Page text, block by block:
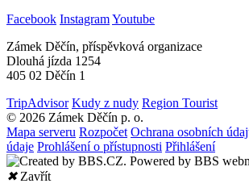
Facebook InstagramYoutube
Zámek Děčín, příspěvková organizace
Dlouhá jízda 1254
405 02 Děčín 1
TripAdvisor Kudy z nudy Region Tourist
© 2026 Zámek Děčín p. o.
Mapa serveru Rozpočet Ochrana osobních
údaje Prohlášení o přístupnosti Přihlášení
✖Zavřít